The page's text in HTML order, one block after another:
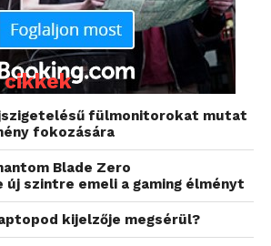
cikkek
fülmonitorokat mutat
fokozására
Blade Zero
szintre emeli a gaming élményt
kijelzője megsérül?